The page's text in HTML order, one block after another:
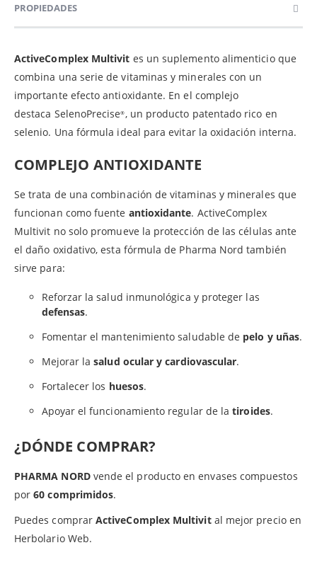
PROPIEDADES
ActiveComplex Multivit es un suplemento alimenticio que
combina una serie de vitaminas y minerales con un
importante efecto antioxidante. En el complejo
destaca SelenoPrecise® , un producto patentado rico en
selenio. Una fórmula ideal para evitar la oxidación interna.
COMPLEJO ANTIOXIDANTE
Se trata de una combinación de vitaminas y minerales que
funcionan como fuente antioxidante. ActiveComplex
Multivit no solo promueve la protección de las células ante
el daño oxidativo, esta fórmula de Pharma Nord también
sirve para:
Reforzar la salud inmunológica y proteger las
defensas.
Fomentar el mantenimiento saludable de pelo y uñas.
Mejorar lasalud ocular y cardiovascular.
Fortalecer los huesos.
Apoyar el funcionamiento regular de latiroides.
¿DÓNDE COMPRAR?
PHARMA NORDvende el producto en envases compuestos
por60 comprimidos.
Puedes comprarActiveComplex Multivital mejor precio en
Herbolario Web.